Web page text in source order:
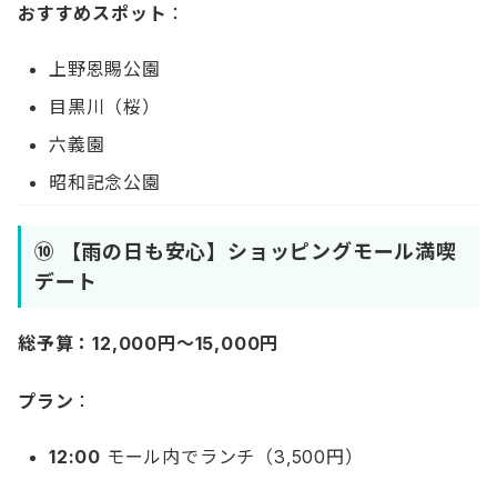
おすすめスポット ：
上野恩賜公園
目黒川（桜）
六義園
昭和記念公園
⑩ 【雨の日も安心】ショッピングモール満喫
デート
総予算：12,000円〜15,000円
プラン ：
12:00 モール内でランチ（3,500円）